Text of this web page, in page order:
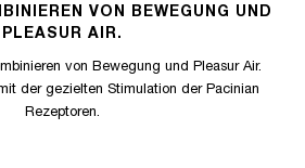
VON BEWEGUNG UND
PLEASUR AIR.
von Bewegung und Pleasur Air.
der gezielten Stimulation der Pacinian
Rezeptoren.